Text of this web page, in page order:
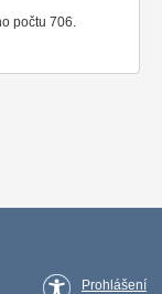
počtu 706.
Prohlášení